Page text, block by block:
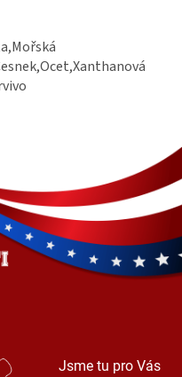
Jsme tu pro Vás